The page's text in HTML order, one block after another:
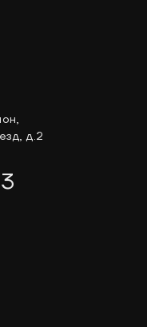
д.2